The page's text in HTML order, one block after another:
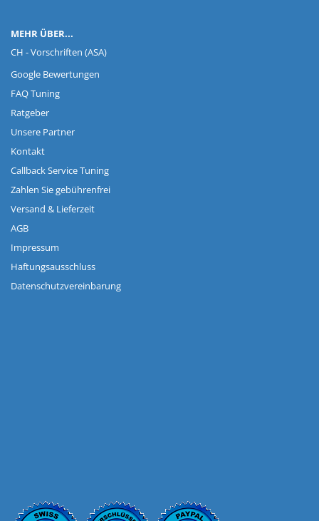
MEHR ÜBER...
CH - Vorschriften (ASA)
Google Bewertungen
FAQ Tuning
Ratgeber
Unsere Partner
Kontakt
Callback Service Tuning
Zahlen Sie gebührenfrei
Versand & Lieferzeit
AGB
Impressum
Haftungsausschluss
Datenschutzvereinbarung